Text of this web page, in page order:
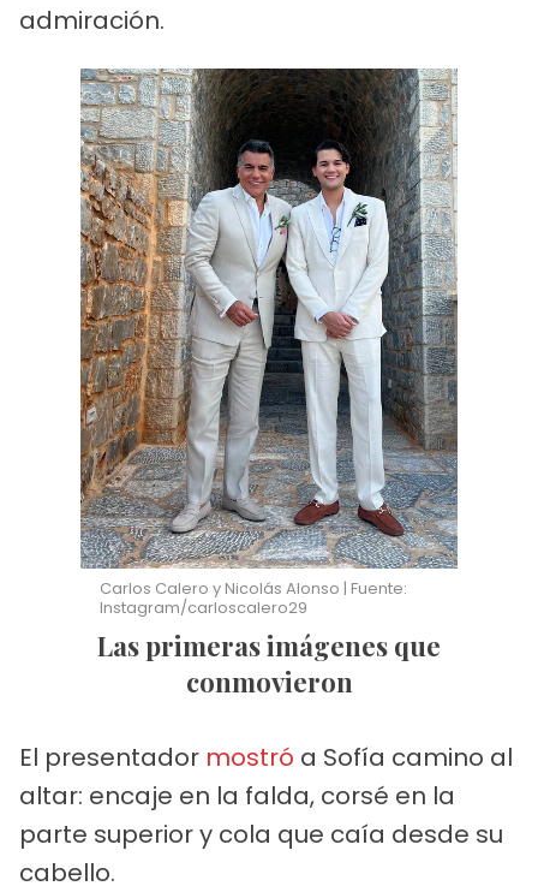
admiración.
Carlos Calero y Nicolás Alonso | Fuente:
Instagram/carloscalero29
Las primeras imágenes que
conmovieron
El presentador mostró a Sofía camino al
altar: encaje en la falda, corsé en la
parte superior y cola que caía desde su
cabello.